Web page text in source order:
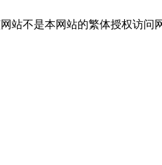
站不是本网站的繁体授权访问